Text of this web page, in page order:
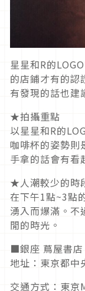
星星和R的
的店鋪才有的認
有發現的話也建
★拍攝重點
以星星和R的
咖啡杯的姿勢則
手拿的話會有看
★人潮較少的時
在下午1點~3點
湧入而爆滿。不
閒的時光。
■銀座 蔦屋書
地址：東京都
交通方式：東